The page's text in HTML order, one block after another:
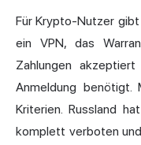
Für Krypto-Nutzer gibt
ein VPN, das
Zahlungen
Anmeldung benötigt.
Kriterien. Russland
komplett verboten